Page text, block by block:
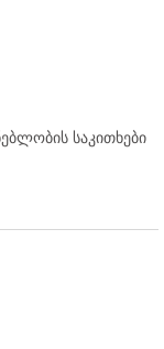
საკითხები